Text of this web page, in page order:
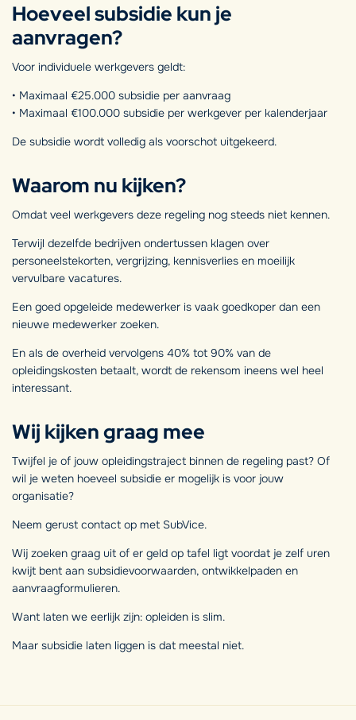
Hoeveel subsidie kun je
aanvragen?
Voor individuele werkgevers geldt:
• Maximaal €25.000 subsidie per aanvraag
• Maximaal €100.000 subsidie per werkgever per kalenderjaar
De subsidie wordt volledig als voorschot uitgekeerd.
Waarom nu kijken?
Omdat veel werkgevers deze regeling nog steeds niet kennen.
Terwijl dezelfde bedrijven ondertussen klagen over
personeelstekorten, vergrijzing, kennisverlies en moeilijk
vervulbare vacatures.
Een goed opgeleide medewerker is vaak goedkoper dan een
nieuwe medewerker zoeken.
En als de overheid vervolgens 40% tot 90% van de
opleidingskosten betaalt, wordt de rekensom ineens wel heel
interessant.
Wij kijken graag mee
Twijfel je of jouw opleidingstraject binnen de regeling past? Of
wil je weten hoeveel subsidie er mogelijk is voor jouw
organisatie?
Neem gerust contact op met SubVice.
Wij zoeken graag uit of er geld op tafel ligt voordat je zelf uren
kwijt bent aan subsidievoorwaarden, ontwikkelpaden en
aanvraagformulieren.
Want laten we eerlijk zijn: opleiden is slim.
Maar subsidie laten liggen is dat meestal niet.